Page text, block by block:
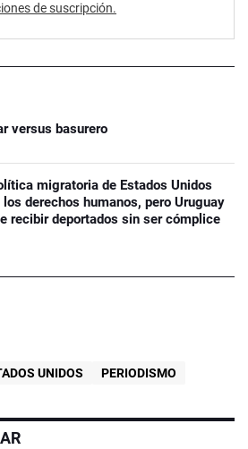
de suscripción.
versus basurero
migratoria de Estados Unidos
derechos humanos, pero Uruguay
recibir deportados sin ser cómplice
UNIDOS PERIODISMO